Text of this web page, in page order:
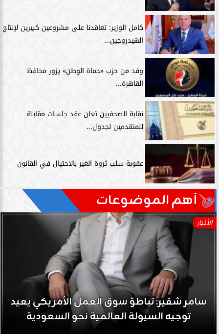
كامل الوزير: تعاقدنا على مشروعين كبيرين لإنتاج
الهيدروجين...
وفد من حزب «حماة الوطن» يزور محافظ
القاهرة...
نقابة الصحفيين تعلن عقد جلسات مقابلة
للمتقدمين لجدول...
عقوبة سلب ثروة الغير بالاحتيال في القانون
آهم الموضوعات
الأخبار
سامر شقير: تباطؤ سوق العمل الأمريكي يعيد
توجيه السيولة العالمية نحو السعودية